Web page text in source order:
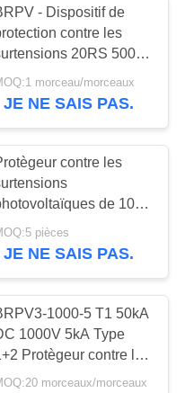
de
3
29
de
de
47
- Dispositif de
contre les
20RS 500 V
Montage sur carte
SPD Montage sur carte
morceau/morceaux
JE NE SAIS PAS.
contre les
de 1000
de type 1 de classe I,
protègeur contre les
systèmes solaires
pièces
JE NE SAIS PAS.
1000-5 T1 50kA
1000V 5kA Type
Protègeur contre les
morceaux/morceaux